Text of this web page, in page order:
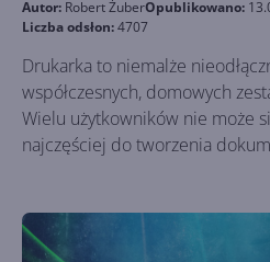
Autor: Robert ŻuberOpublikowano:
Liczba odsłon:4707
Drukarka to niemalże
współczesnych, domowych
Wielu użytkowników nie może
najczęściej do tworzenia